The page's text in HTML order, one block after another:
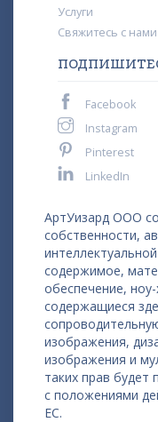
Услуги
Свяжитесь с нами
Facebook
Instagram
Pinterest
LinkedIn
АртУизард ООО
собственности,
содержимое,
обеспечение,
содержащиеся
изображения,
изображения и
таких прав будет
с положениями
ЕС.